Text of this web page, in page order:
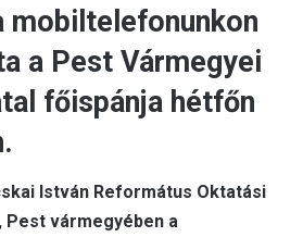
mobiltelefonunkon
a Pest Vármegyei
főispánja hétfőn
István Református Oktatási
Pest vármegyében a